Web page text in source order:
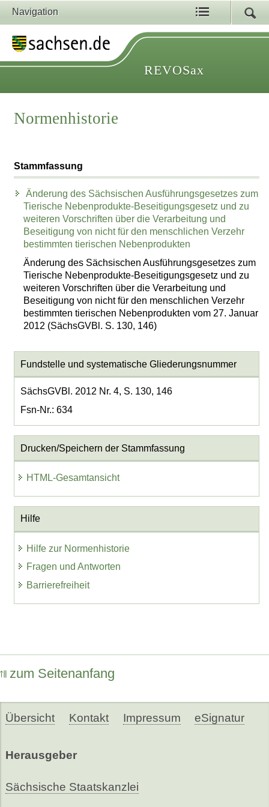
Navigation
REVOSax
Normenhistorie
Stammfassung
Änderung des Sächsischen Ausführungsgesetzes zum
Tierische Nebenprodukte-Beseitigungsgesetz und zu
weiteren Vorschriften über die Verarbeitung und
Beseitigung von nicht für den menschlichen Verzehr
bestimmten tierischen Nebenprodukten
Änderung des Sächsischen Ausführungsgesetzes zum
Tierische Nebenprodukte-Beseitigungsgesetz und zu
weiteren Vorschriften über die Verarbeitung und
Beseitigung von nicht für den menschlichen Verzehr
bestimmten tierischen Nebenprodukten vom 27. Januar
2012 (SächsGVBl. S. 130, 146)
Fundstelle und systematische Gliederungsnummer
SächsGVBl. 2012 Nr. 4, S. 130, 146
Fsn-Nr.: 634
Drucken/Speichern der Stammfassung
HTML-Gesamtansicht
Hilfe
Hilfe zur Normenhistorie
Fragen und Antworten
Barrierefreiheit
zum Seitenanfang
Übersicht Kontakt Impressum eSignatur
Herausgeber
Sächsische Staatskanzlei